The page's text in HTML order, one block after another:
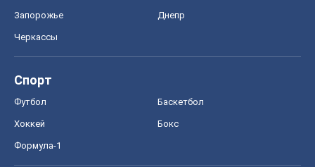
Запорожье Днепр
Черкассы
Спорт
Футбол Баскетбол
Хоккей Бокс
Формула-1